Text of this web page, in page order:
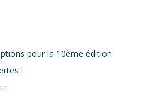
pour la 10ème édition
!